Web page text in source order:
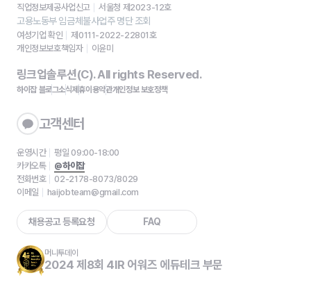
직업정보제공사업신고
서울청 제2023-12호
고용노동부 임금체불사업주 명단 조회
여성기업 확인
제0111-2022-22801호
개인정보보호책임자
이윤미
링크업솔루션(C). All rights Reserved.
하이잡 블로그소식제휴이용약관개인정보 보호정책
고객센터
운영시간
평일 09:00-18:00
카카오톡
@하이잡
전화번호
02-2178-8073/8029
이메일
haijobteam@gmail.com
채용공고 등록요청 FAQ
머니투데이
2024 제8회 4IR 어워즈 에듀테크 부문